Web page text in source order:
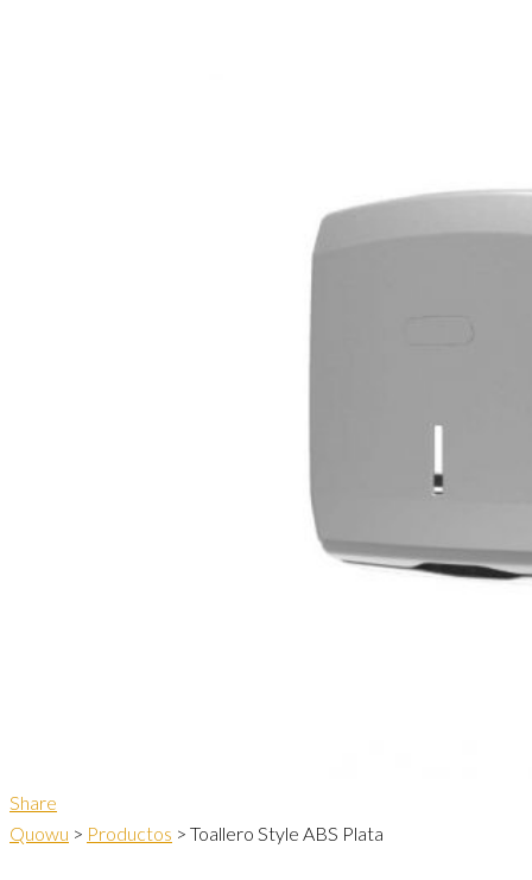
Share
Quowu > Productos > Toallero Style ABS Plata